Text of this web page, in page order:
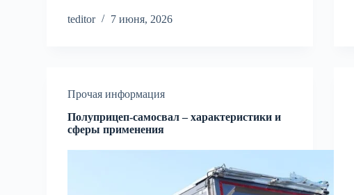
teditor 7 июня, 2026
Прочая информация
Полуприцеп-самосвал – характеристики и
сферы применения